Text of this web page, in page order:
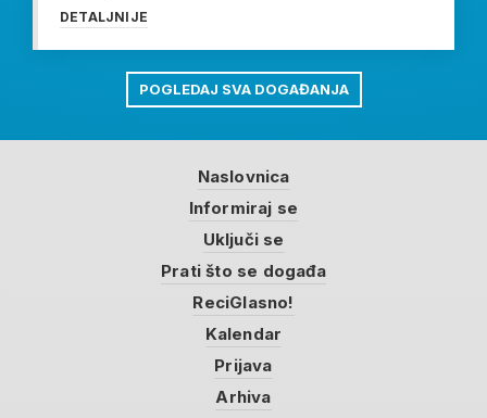
DETALJNIJE
POGLEDAJ SVA DOGAĐANJA
Naslovnica
Informiraj se
Uključi se
Prati što se događa
ReciGlasno!
Kalendar
Prijava
Arhiva